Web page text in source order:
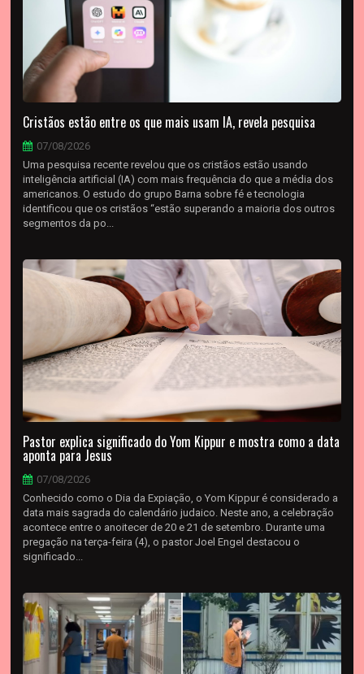
Cristãos estão entre os que mais usam IA, revela pesquisa
07/08/2026
Uma pesquisa recente revelou que os cristãos estão usando
inteligência artificial (IA) com mais frequência do que a média dos
americanos. O estudo do grupo Barna sobre fé e tecnologia
identificou que os cristãos “estão superando a maioria dos outros
segmentos da po...
Pastor explica significado do Yom Kippur e mostra como a data
aponta para Jesus
07/08/2026
Conhecido como o Dia da Expiação, o Yom Kippur é considerado a
data mais sagrada do calendário judaico. Neste ano, a celebração
acontece entre o anoitecer de 20 e 21 de setembro. Durante uma
pregação na terça-feira (4), o pastor Joel Engel destacou o
significado...